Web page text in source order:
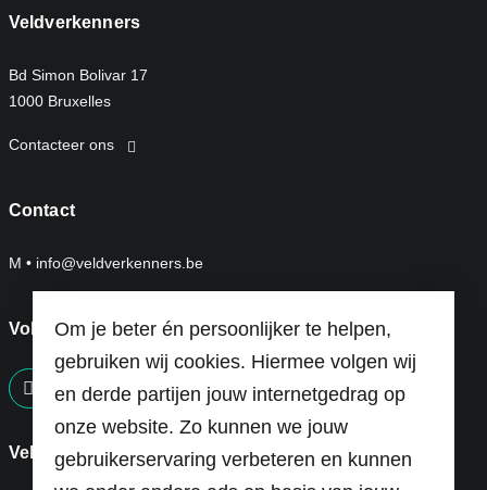
Om je beter én persoonlijker te helpen,
gebruiken wij cookies. Hiermee volgen wij
en derde partijen jouw internetgedrag op
onze website. Zo kunnen we jouw
gebruikerservaring verbeteren en kunnen
Veldverkenners
Bd Simon Bolivar 17
1000 Bruxelles
Contacteer ons
Contact
M • info@veldverkenners.be
Volg ons op:
screenreader.visit us on our facebook page: https://
Veldverkenners is een project van